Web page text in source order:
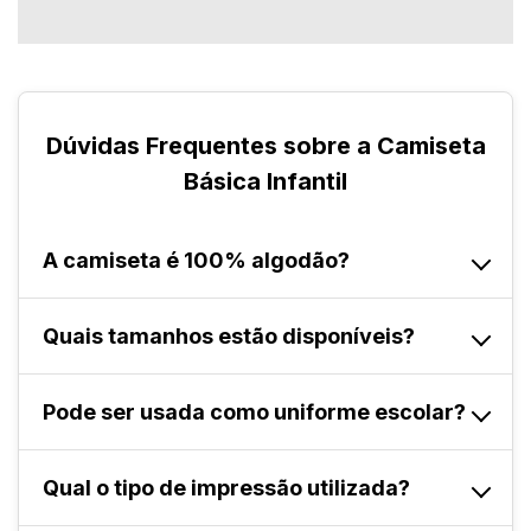
Dúvidas Frequentes sobre a Camiseta
Básica Infantil
A camiseta é 100% algodão?
Sim. É produzida em 100% algodão, garantindo
conforto térmico, toque macio e excelente
respirabilidade.
Quais tamanhos estão disponíveis?
Disponibilizamos os tamanhos 2, 4, 6, 8, 10, 12 e
Pode ser usada como uniforme escolar?
Sim. É ideal para uniformes escolares devido à
resistência do tecido e conforto para uso diário.
Qual o tipo de impressão utilizada?